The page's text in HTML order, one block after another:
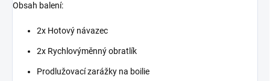
Obsah balení:
2x Hotový návazec
2x Rychlovýměnný obratlík
Prodlužovací zarážky na boilie